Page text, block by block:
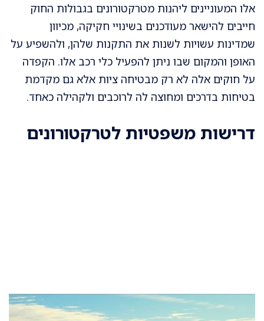
אלו המעוניינים ליהנות מטרקטורונים בגבולות החוק
חייבים להישאר מעודכנים בשינויי חקיקה, מכיוון
שמדינות עשויות לשנות את התקנות שלהן, ולהשפיע על
האופן והמקום שבו ניתן להפעיל כלי רכב אלו. הקפדה
על חוקים אלה לא רק מבטיחה ציות אלא גם מקדמת
בטיחות בדרכים ומחוצה לה לרוכבים ולקהילה כאחד.
דרישות משפטיות לטרקטורונים